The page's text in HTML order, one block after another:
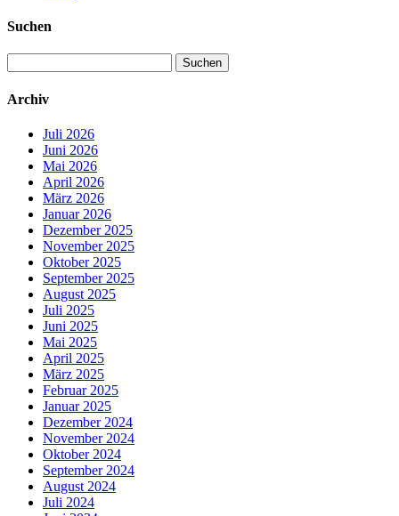
Suchen
nach:
Archiv
Juli 2026
Juni 2026
Mai 2026
April 2026
März 2026
Januar 2026
Dezember 2025
November 2025
Oktober 2025
September 2025
August 2025
Juli 2025
Juni 2025
Mai 2025
April 2025
März 2025
Februar 2025
Januar 2025
Dezember 2024
November 2024
Oktober 2024
September 2024
August 2024
Juli 2024